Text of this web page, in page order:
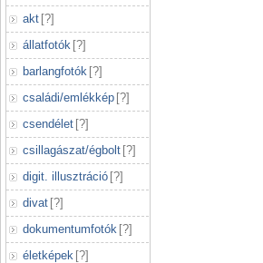
akt [?]
állatfotók [?]
barlangfotók [?]
családi/emlékkép [?]
csendélet [?]
csillagászat/égbolt [?]
digit. illusztráció [?]
divat [?]
dokumentumfotók [?]
életképek [?]